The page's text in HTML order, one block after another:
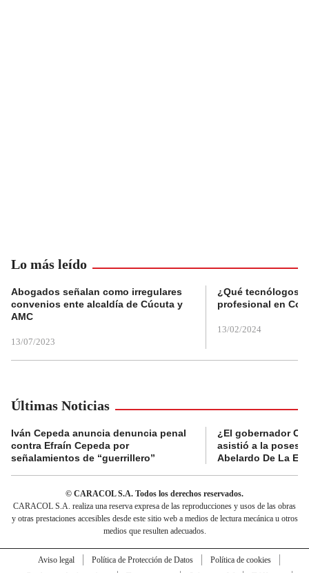
Lo más leído
Abogados señalan como irregulares
convenios ente alcaldía de Cúcuta y
AMC
13/07/2023
¿Qué tecnólogos
profesional en
13/02/2024
Últimas Noticias
Iván Cepeda anuncia denuncia penal
contra Efraín Cepeda por
señalamientos de “guerrillero”
¿El gobernador
asistió a la
Abelardo De La
© CARACOL S.A. Todos los derechos reservados.
CARACOL S.A. realiza una reserva expresa de las reproducciones y usos de las obras
y otras prestaciones accesibles desde este sitio web a medios de lectura mecánica u otros
medios que resulten adecuados.
Aviso legal Política de Protección de Datos
Política de cookies